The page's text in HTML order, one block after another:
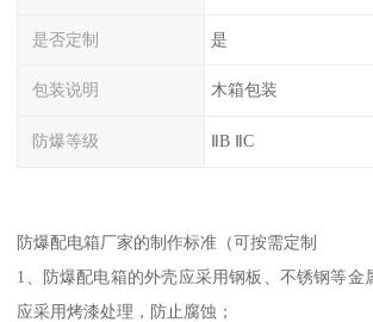
是否定制 是
包装说明 木箱包装
防爆等级 ⅡB ⅡC
防爆配电箱厂家的制作标准（可按需定制
1、防爆配电箱的外壳应采用钢板、不锈钢等金
应采用烤漆处理，防止腐蚀；